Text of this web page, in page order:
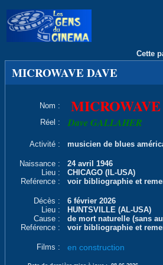
Cette
MICROWAVE DAVE
Nom :
Réel : Dave GALLAHER
Activité : musicien de blues
Naissance :
24 avril 1946
Lieu :
CHICAGO (IL-USA)
Reférence :
voir bibliographie et
Décès :
6 février 2026
Lieu :
HUNTSVILLE (AL-USA)
Cause :
de mort naturelle (sans
Reférence :
voir bibliographie et
Films : en construction